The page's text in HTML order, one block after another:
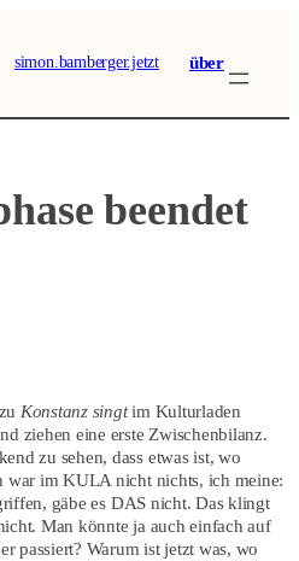
simon.bamberger.jetzt über
beendet
Konstanz singtim Kulturladen
ziehen eine erste Zwischenbilanz.
zu sehen, dass etwas ist, wo
war im KULA nicht nichts, ich meine:
gäbe es DAS nicht. Das klingt
Man könnte ja auch einfach auf
passiert? Warum ist jetzt was, wo